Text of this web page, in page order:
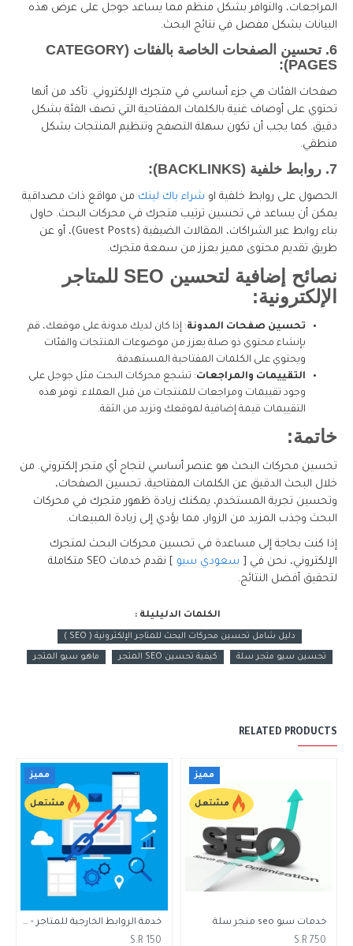
المراجعات، والتوافر بشكل منظم مما يساعد جوجل على عرض هذه
البيانات بشكل مفصل في نتائج البحث.
6. تحسين الصفحات الخاصة بالفئات (CATEGORY
PAGES):
صفحات الفئات هي جزء أساسي في متجرك الإلكتروني. تأكد من أنها
تحتوي على أوصاف غنية بالكلمات المفتاحية التي تصف الفئة بشكل
دقيق. كما يجب أن تكون سهلة التصفح وتنظيم المنتجات بشكل
منطقي.
7. روابط خلفية (BACKLINKS):
الحصول على روابط خلفية او شراء باك لينك من مواقع ذات مصداقية
يمكن أن يساعد في تحسين ترتيب متجرك في محركات البحث. حاول
بناء روابط عبر الشراكات، المقالات الضيفية (Guest Posts)، أو عن
طريق تقديم محتوى مميز يعزز من سمعة متجرك.
نصائح إضافية لتحسين SEO للمتاجر
الإلكترونية:
تحسين صفحات المدونة: إذا كان لديك مدونة على موقعك، قم
بإنشاء محتوى ذو صلة يعزز من موضوعات المنتجات والفئات
ويحتوي على الكلمات المفتاحية المستهدفة.
التقييمات والمراجعات: تشجع محركات البحث مثل جوجل على
وجود تقييمات ومراجعات للمنتجات من قبل العملاء. توفر هذه
التقييمات قيمة إضافية لموقعك وتزيد من الثقة.
خاتمة:
تحسين محركات البحث هو عنصر أساسي لنجاح أي متجر إلكتروني. من
خلال البحث الدقيق عن الكلمات المفتاحية، تحسين الصفحات،
وتحسين تجربة المستخدم، يمكنك زيادة ظهور متجرك في محركات
البحث وجذب المزيد من الزوار، مما يؤدي إلى زيادة المبيعات.
إذا كنت بحاجة إلى مساعدة في تحسين محركات البحث لمتجرك
الإلكتروني، نحن في [ سعودي سيو
] نقدم خدمات SEO متكاملة
لتحقيق أفضل النتائج.
الكلمات الدليليلة :
دليل شامل تحسين محركات البحث للمتاجر الإلكترونية ( SEO )
تحسين سيو متجر سلة كيفية تحسين SEO المتجر ماهو سيو المتجر
RELATED PRODUCTS
مميز
مشتعل
خدمات سيو seo متجر سلة
S.R 750
مميز
مشتعل
خدمة الروابط الخارجية للمتاجر - Backlink
S.R 150